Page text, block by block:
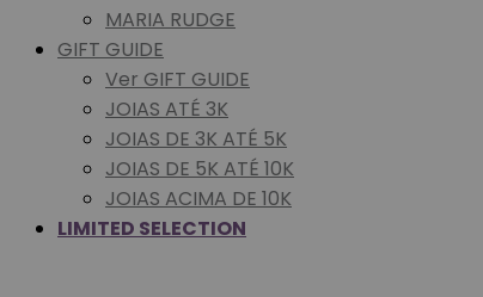
MARIA RUDGE
GIFT GUIDE
Ver GIFT GUIDE
JOIAS ATÉ 3K
JOIAS DE 3K ATÉ 5K
JOIAS DE 5K ATÉ 10K
JOIAS ACIMA DE 10K
LIMITED SELECTION